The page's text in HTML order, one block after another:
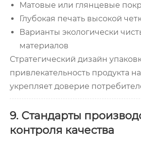
Матовые или глянцевые
Глубокая печать высокой
Варианты экологически
материалов
Стратегический дизайн
привлекательность продукта
укрепляет доверие
9. Стандарты
контроля качества